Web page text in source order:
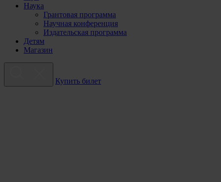
Наука
Грантовая программа
Научная конференция
Издательская программа
Детям
Магазин
Купить билет